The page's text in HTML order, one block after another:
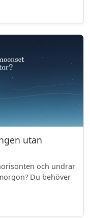
utan
och undrar
Du behöver